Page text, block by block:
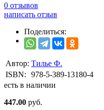
0 отзывов
написать отзыв
Поделиться:
Автор: Тилье Ф.
ISBN:
978-5-389-13180-4
есть в наличии
447.00 руб.